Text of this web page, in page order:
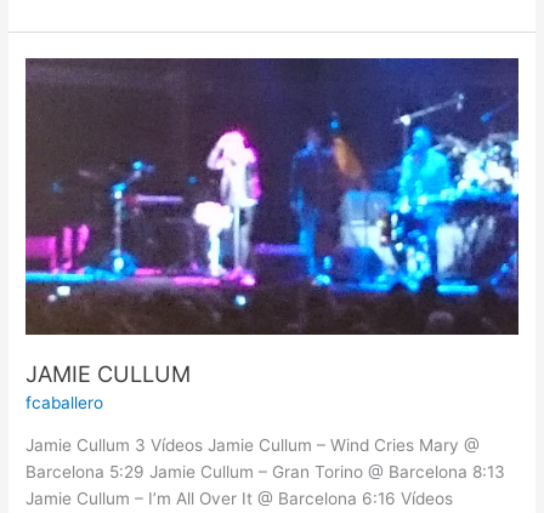
JAMIE CULLUM
fcaballero
Jamie Cullum 3 Vídeos Jamie Cullum – Wind Cries Mary @
Barcelona 5:29 Jamie Cullum – Gran Torino @ Barcelona 8:13
Jamie Cullum – I’m All Over It @ Barcelona 6:16 Vídeos
JAMIE
CULLUM